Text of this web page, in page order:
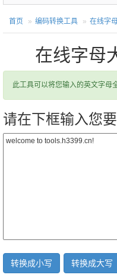
首页 编码转换工具 在线字
在线字母
此工具可以将您输入的英文字母
请在下框输入您